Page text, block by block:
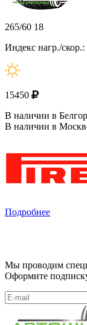
265/60 18
Индекс нагр./скор.:
15450
В наличии в
В наличии в
Подробнее
Мы проводим
Оформите